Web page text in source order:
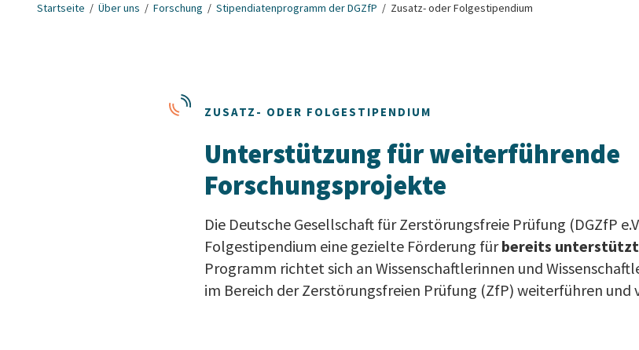
Startseite Über uns Forschung Stipendiatenprogramm der DGZfP Zusatz- oder Folgestipendium
ZUSATZ- ODER FOLGESTIPENDIUM
Unterstützung für weiterführende
Forschungsprojekte
Die Deutsche Gesellschaft für Zerstörungsfreie Prüfung (DGZfP
Folgestipendium eine gezielte Förderung fürbereits
Programm richtet sich an Wissenschaftlerinnen und
im Bereich der Zerstörungsfreien Prüfung (ZfP) weiterführen